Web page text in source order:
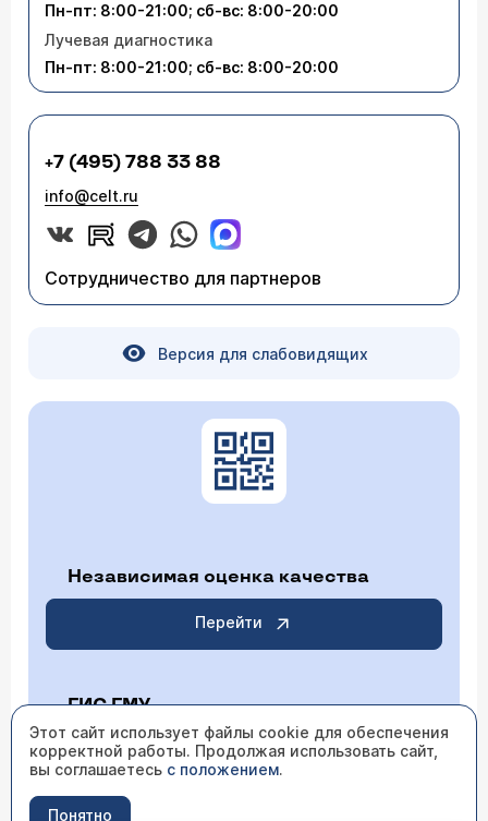
Пн-пт: 8:00-21:00; сб-вс: 8:00-20:00
Лучевая диагностика
Пн-пт: 8:00-21:00; сб-вс: 8:00-20:00
+7 (495) 788 33 88
info@celt.ru
Сотрудничество для партнеров
Версия для слабовидящих
Независимая оценка качества
Перейти
ГИС ГМУ
Перейти
Этот сайт использует файлы cookie для обеспечения
корректной работы. Продолжая использовать сайт,
вы соглашаетесь с положением.
Понятно